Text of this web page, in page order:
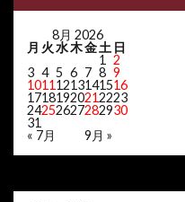
8月 2026
月 火水木金土 日
1 2
3 4 5 6 7 8 9
10111213141516
17181920212223
24252627282930
31
« 7月
9月 »